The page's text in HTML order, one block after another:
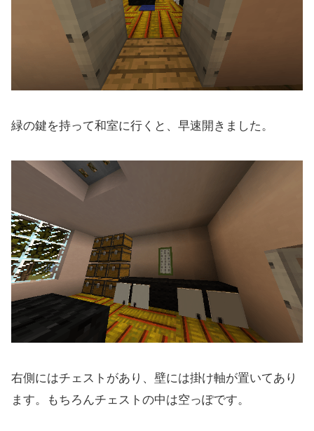
緑の鍵を持って和室に行くと、早速開きました。
右側にはチェストがあり、壁には掛け軸が置いてあり
ます。もちろんチェストの中は空っぽです。